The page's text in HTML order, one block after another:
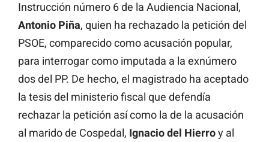
Instrucción número 6 de la Audiencia Nacional,
Antonio Piña, quien ha rechazado la petición del
PSOE, comparecido como acusación popular,
para interrogar como imputada a la exnúmero
dos del PP. De hecho, el magistrado ha aceptado
la tesis del ministerio fiscal que defendía
rechazar la petición así como la de la acusación
al marido de Cospedal, Ignacio del Hierroy al